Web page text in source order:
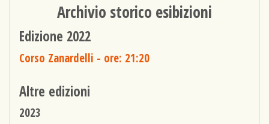
Archivio storico esibizioni
Edizione 2022
Corso Zanardelli - ore: 21:20
Altre edizioni
2023